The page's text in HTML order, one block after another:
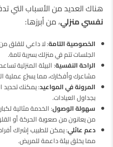
هناك العديد من الأسباب التي
نفسي منزلي، من أبرزها:
الخصوصية التامة: لا داعي للقلق
الجلسات تتم في منزلك بسرية تامة.
الراحة النفسية: البيئة المنزلية
مشاعرك وأفكارك، مما يسرّع عملية
المرونة في المواعيد: يمكنك تحديد
بجداول العيادات.
سهولة الوصول: الخدمة مثالية
من يعانون من صعوبة الحركة أو
دعم عائلي: يمكن للطبيب إشراك
مما يخلق بيئة داعمة للمريض.